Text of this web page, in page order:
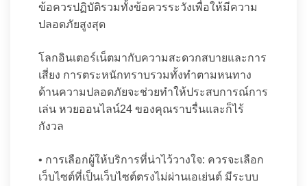
ข้อควรปฏิบัติรวมทั้งข้อควรระวังเพื่อให้มีความ
ปลอดภัยสูงสุด
โลกอินเตอร์เน็ตมากับความสะดวกสบายและการ
เสี่ยง การตระหนักทราบรวมทั้งทำตามหนทาง
ด้านความปลอดภัยจะช่วยทำให้ประสบการณ์การ
เล่น หวยออนไลน์24 ของคุณราบรื่นและก็ไร้
กังวล
• การเลือกผู้ให้บริการที่น่าไว้วางใจ: ควรจะเลือก
เว็บไซต์ที่เป็นเว็บไซต์ตรงไม่ผ่านเอเย่นต์ มีระบบ